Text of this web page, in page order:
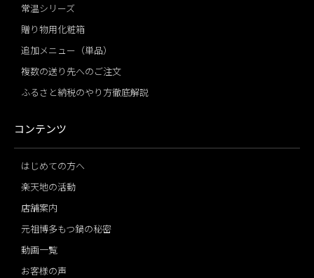
常温シリーズ
贈り物用化粧箱
追加メニュー（単品）
複数の送り先へのご注文
ふるさと納税のやり方徹底解説
コンテンツ
はじめての方へ
楽天地の活動
店舗案内
元祖博多もつ鍋の秘密
動画一覧
お客様の声